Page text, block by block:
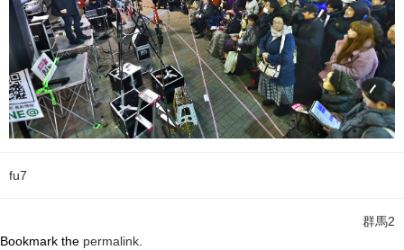
fu7
群馬2
Bookmark the permalink.